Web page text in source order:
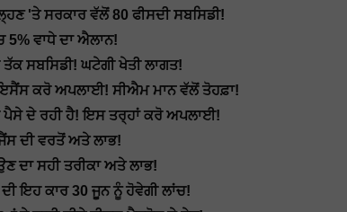
'ਤੇ ਸਰਕਾਰ ਵੱਲੋਂ 80 ਫੀਸਦੀ ਸਬਸਿਡੀ!
ਵਾਧੇ ਦਾ ਐਲਾਨ!
ਸਬਸਿਡੀ! ਘਟੇਗੀ ਖੇਤੀ ਲਾਗਤ!
ਕਰੋ ਅਪਲਾਈ! ਸੀਐਮ ਮਾਨ ਵੱਲੋਂ ਤੋਹਫ਼ਾ!
ਪੈਸੇ ਦੇ ਰਹੀ ਹੈ! ਇਸ ਤਰ੍ਹਾਂ ਕਰੋ ਅਪਲਾਈ!
ਦੀ ਵਰਤੋਂ ਅਤੇ ਲਾਭ!
ਦਾ ਸਹੀ ਤਰੀਕਾ ਅਤੇ ਲਾਭ!
ਇਹ ਕਾਰ 30 ਜੂਨ ਨੂੰ ਹੋਵੇਗੀ ਲਾਂਚ!